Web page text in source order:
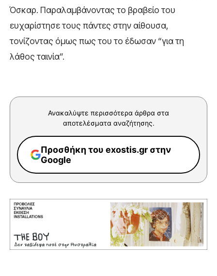
Όσκαρ. Παραλαμβάνοντας το βραβείο του
ευχαρίστησε τους πάντες στην αίθουσα,
τονίζοντας όμως πως του το έδωσαν “για τη
λάθος ταινία”.
Ανακαλύψτε περισσότερα άρθρα στα
αποτελέσματα αναζήτησης.
Προσθήκη του exostis.gr στην
Google